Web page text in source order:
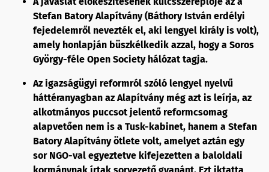
Stefan Batory Alapítvány (Báthory István erdélyi
fejedelemről nevezték el, aki lengyel király is volt),
amely honlapján büszkélkedik azzal, hogy a Soros
György-féle Open Society hálózat tagja.
Az igazságügyi reformról szóló lengyel nyelvű
háttéranyagban az Alapítvány még azt is leírja, az
alkotmányos puccsot jelentő reformcsomag
alapvetően nem is a Tusk-kabinet, hanem a Stefan
Batory Alapítvány ötlete volt, amelyet aztán egy
sor NGO-val egyeztetve kifejezetten a baloldali